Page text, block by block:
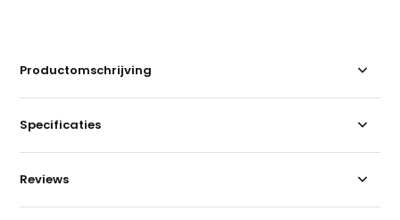
Productomschrijving
Specificaties
Reviews